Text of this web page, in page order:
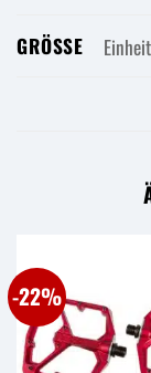
GRÖSSE
-22%